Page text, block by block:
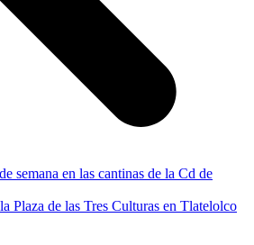
semana en las cantinas de la Cd de
Plaza de las Tres Culturas en Tlatelolco